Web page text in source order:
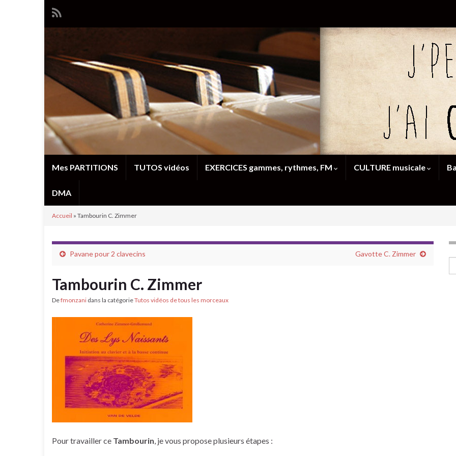
Mes PARTITIONS TUTOS vidéos EXERCICES gammes, rythmes, FM CULTURE musicale
DMA
Accueil » Tambourin C. Zimmer
Pavane pour 2 clavecins Gavotte C. Zimmer
Tambourin C. Zimmer
Defmonzani dans la catégorieTutos vidéos de tous les morceaux
Pour travailler ce Tambourin, je vous propose plusieurs étapes :